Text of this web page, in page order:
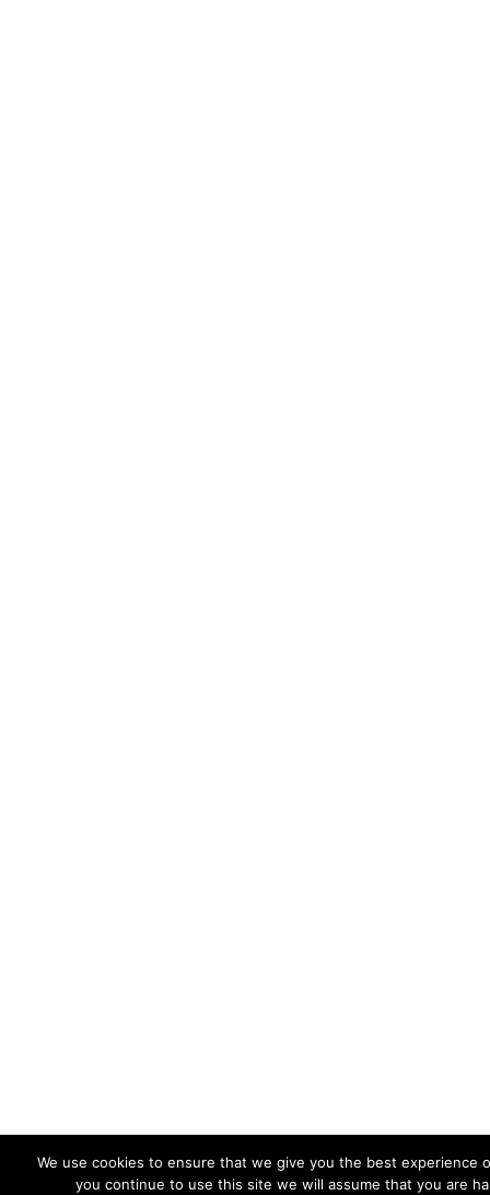
We use cookies to ensure that we give you the best experience
you continue to use this site we will assume that you are